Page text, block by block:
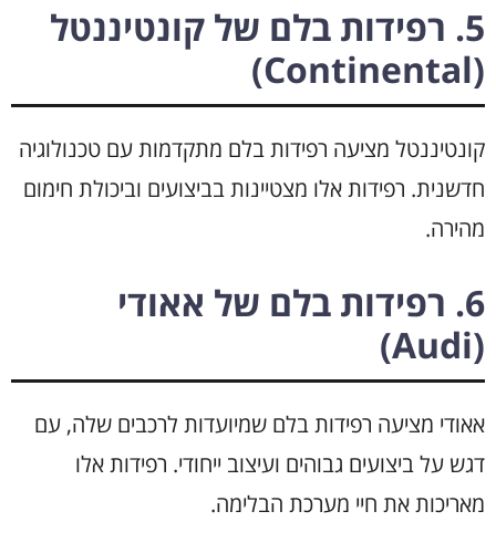
5. רפידות בלם של קונטיננטל
(Continental)
קונטיננטל מציעה רפידות בלם מתקדמות עם טכנולוגיה
חדשנית. רפידות אלו מצטיינות בביצועים וביכולת חימום
מהירה.
6. רפידות בלם של אאודי
(Audi)
אאודי מציעה רפידות בלם שמיועדות לרכבים שלה, עם
דגש על ביצועים גבוהים ועיצוב ייחודי. רפידות אלו
מאריכות את חיי מערכת הבלימה.